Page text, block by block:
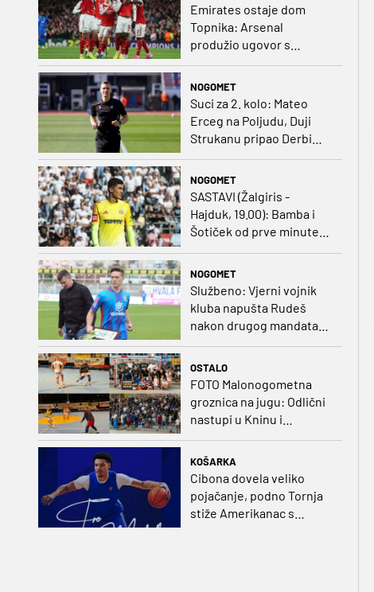
Emirates ostaje dom
Topnika: Arsenal
produžio ugovor s
glavnim sponzorom
NOGOMET
Suci za 2. kolo: Mateo
Erceg na Poljudu, Duji
Strukanu pripao Derbi
NOGOMET
SASTAVI (Žalgiris -
Hajduk, 19.00): Bamba i
Šotiček od prve minute,
NOGOMET
Službeno: Vjerni vojnik
kluba napušta Rudeš
nakon drugog mandata
na zapadu Zagreba
OSTALO
FOTO Malonogometna
groznica na jugu: Odlični
nastupi u Kninu i
vrijednim nagradama
KOŠARKA
Cibona dovela veliko
pojačanje, podno Tornja
stiže Amerikanac s